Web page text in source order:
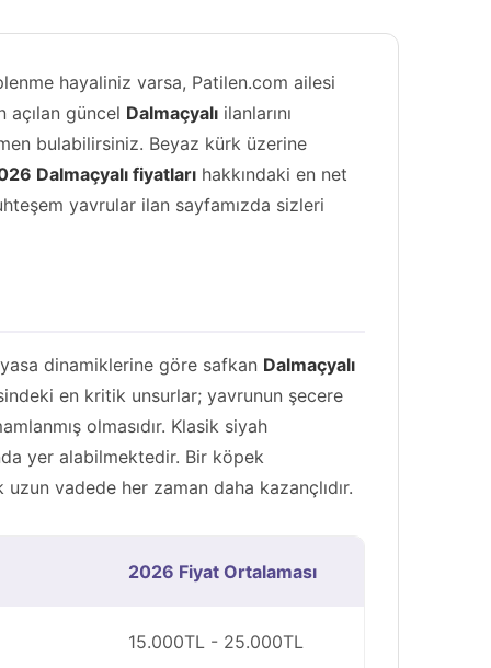
Goldendoodle
Havanese
İngiliz Bulldog
İngiliz Cocker Spaniel
Labradoodle
Labrador Retriever
Maltese Terrier
Pekinez
hayaliniz varsa, Patilen.com ailesi
açılan güncel Dalmaçyalı ilanlarını
bulabilirsiniz. Beyaz kürk üzerine
Dalmaçyalı fiyatları hakkındaki en net
yavrular ilan sayfamızda sizleri
dinamiklerine göre safkan Dalmaçyalı
en kritik unsurlar; yavrunun şecere
olmasıdır. Klasik siyah
yer alabilmektedir. Bir köpek
vadede her zaman daha kazançlıdır.
2026 Fiyat Ortalaması
15.000TL - 25.000TL